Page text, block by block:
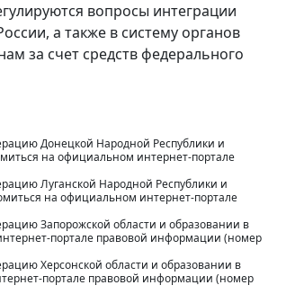
вопросы интеграции
а также в систему органов
за счет средств федерального
Донецкой Народной Республики и
на официальном интернет-портале
Луганской Народной Республики и
на официальном интернет-портале
Запорожской области и образовании в
портале правовой информации (номер
Херсонской области и образовании в
портале правовой информации (номер